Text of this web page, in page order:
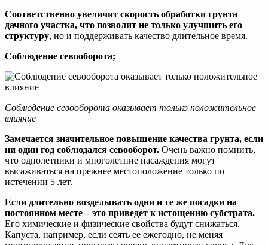
Соответственно увеличит скорость обработки грунта
дачного участка, что позволит не только улучшить его
структуру, но и поддерживать качество длительное время.
Соблюдение севооборота;
Соблюдение севооборота оказывает только положительное
влияние
Замечается значительное повышение качества грунта, если
ни один год соблюдался севооборот. Очень важно помнить,
что однолетники и многолетние насаждения могут
высаживаться на прежнее местоположение только по
истечении 5 лет.
Если длительно возделывать одни и те же посадки на
постоянном месте – это приведет к истощению субстрата.
Его химические и физические свойства будут снижаться.
Капуста, например, если сеять ее ежегодно, не меняя